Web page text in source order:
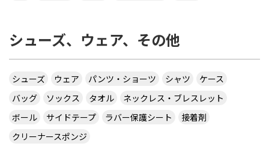
シューズ、ウェア、その他
シューズ ウェア パンツ・ショーツ シャツ
ケース
バッグ
ソックス タオル
ネックレス・ブレスレット
ボール
サイドテープ ラバー保護シート
接着剤
クリーナースポンジ